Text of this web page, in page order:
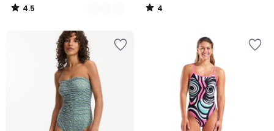
4.5
/
4
/